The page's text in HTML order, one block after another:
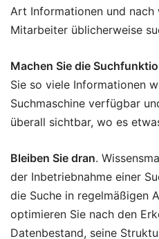
Art Informationen und nach
Mitarbeiter üblicherweise
Machen Sie die
Sie so viele Informationen
Suchmaschine verfügbar
überall sichtbar, wo es
Bleiben Sie dran.
der Inbetriebnahme einer
die Suche in regelmäßigen
optimieren Sie nach den
Datenbestand, seine